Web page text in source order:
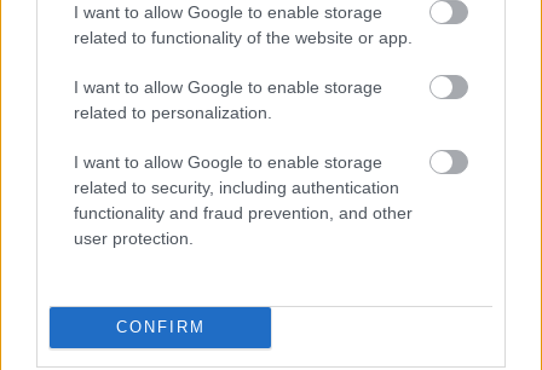
I want to allow Google to enable storage
related to functionality of the website or app.
I want to allow Google to enable storage
related to personalization.
I want to allow Google to enable storage
related to security, including authentication
functionality and fraud prevention, and other
user protection.
CONFIRM
nedzirdētu risinājumu “airBaltic”
glābšanai: “”airBaltic” mums nav vienkārši